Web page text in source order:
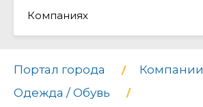
Компаниях
Портал города
Компании
Одежда / Обувь